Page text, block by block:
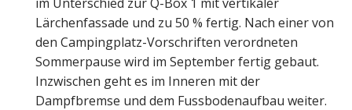
Lärchenfassade und zu 50 % fertig. Nach einer von
den Campingplatz-Vorschriften verordneten
Sommerpause wird im September fertig gebaut.
Inzwischen geht es im Inneren mit der
Dampfbremse und dem Fussbodenaufbau weiter.